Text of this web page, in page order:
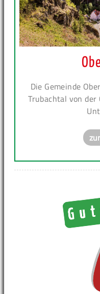
Die Gemeinde
Trubachtal von der